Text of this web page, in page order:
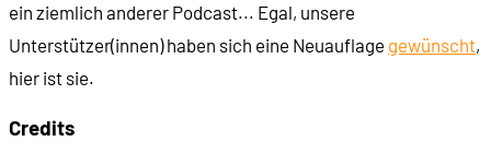
00:30:26 Gittertür aufsprengen
ein ziemlich anderer Podcast... Egal, unsere
Unterstützer(innen) haben sich eine Neuauflage gewünscht,
hier ist sie.
Credits